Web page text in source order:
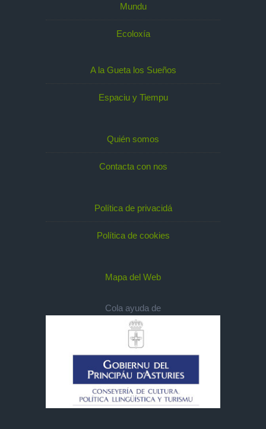
Mundu
Ecoloxía
A la Gueta los Sueños
Espaciu y Tiempu
Quién somos
Contacta con nos
Política de privacidá
Política de cookies
Mapa del Web
Cola ayuda de